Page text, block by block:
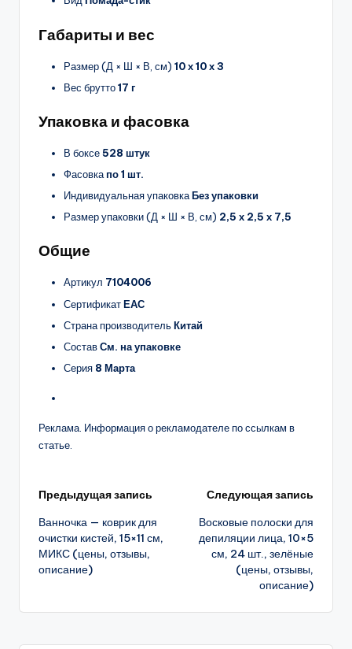
Габариты и вес
Размер (Д × Ш × В, см) 10 х 10 х 3
Вес брутто17 г
Упаковка и фасовка
В боксе528 штук
Фасовкапо 1 шт.
Индивидуальная упаковкаБез упаковки
Размер упаковки (Д × Ш × В, см) 2,5 х 2,5 х 7,5
Общие
Артикул 7104006
СертификатЕАС
Страна производительКитай
СоставСм. на упаковке
Серия 8 Марта
Реклама. Информация о рекламодателе по ссылкам в
статье.
Навигация
записи
Предыдущая запись
Ванночка — коврик для
очистки кистей, 15×11 см,
МИКС (цены, отзывы,
описание)
Следующая запись
Восковые полоски для
депиляции лица, 10×5
см, 24 шт., зелёные
(цены, отзывы,
описание)